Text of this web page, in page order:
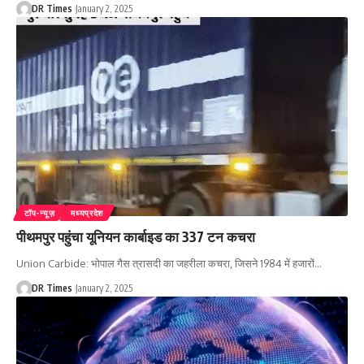
DR Times January 2, 2025
टॉप-न्यूज़ मध्यप्रदेश
पीथमपुर पहुंचा यूनियन कार्बाइड का 337 टन कचरा
Union Carbide: भोपाल गैस त्रासदी का जहरीला कचरा, जिसने 1984 में हजारों…
DR Times January 2, 2025